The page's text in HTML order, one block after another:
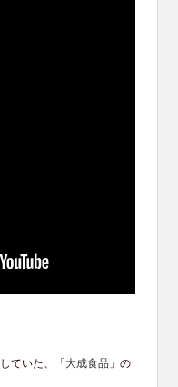
ていた、「 大成食品 」の